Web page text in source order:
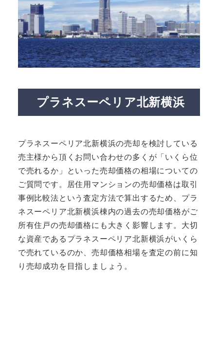
プラネスーペリア北新横浜
プラネスーペリア北新横浜の売却を検討している
売主様から頂くお問い合わせの多くが「いくら位
で売れるか」といった売却価格の相場についての
ご質問です。居住用マンションの売却価格は取引
事例比較法という査定方法で算出するため、プラ
ネスーペリア北新横浜棟内の過去の売却価格がご
所有住戸の売却価格にも大きく影響します。大切
な資産であるプラネスーペリア北新横浜がいくら
で売れているのか、売却価格相場を査定の前に知
り売却成功を目指しましょう。